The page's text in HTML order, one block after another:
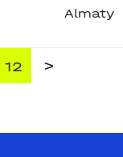
Almaty
12 >